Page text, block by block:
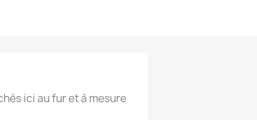
ici au fur et à mesure